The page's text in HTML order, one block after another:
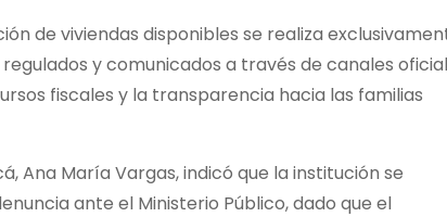
de viviendas disponibles se realiza
y comunicados a través de canales
fiscales y la transparencia hacia las familias
Ana María Vargas, indicó que la institución se
ante el Ministerio Público, dado que el